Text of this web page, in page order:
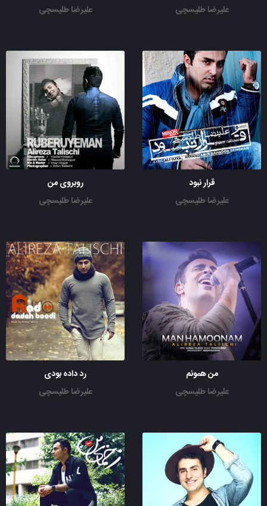
علیرضا طلیسچی
علیرضا طلیسچی
قرار نبود
علیرضا طلیسچی
روبروی من
علیرضا طلیسچی
من همونم
علیرضا طلیسچی
رد داده بودی
علیرضا طلیسچی